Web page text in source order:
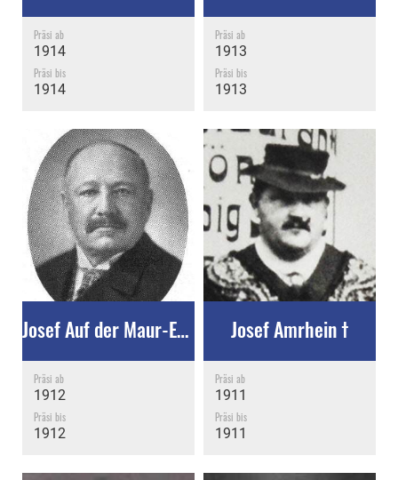
Präsi ab
1914
Präsi bis
1914
Präsi ab
1913
Präsi bis
1913
Josef Auf der Maur-Egger †
Präsi ab
1912
Präsi bis
1912
Josef Amrhein †
Präsi ab
1911
Präsi bis
1911